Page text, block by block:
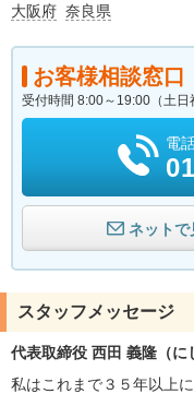
大阪府 奈良県
お客様相談窓口
受付時間 8:00～19:00（土日
電
ネットで
スタッフメッセージ
代表取締役 西田 義隆（に
私はこれまで３５年以上